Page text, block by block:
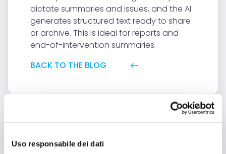
Uso responsabile dei dati
dictate summaries and issues, and the AI
generates structured text ready to share
or archive. This is ideal for reports and
end-of-intervention summaries.
BACK TO THE BLOG